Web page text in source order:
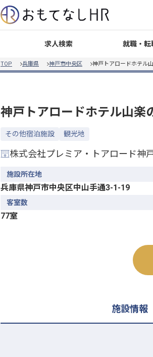
求人検索 就職・転
TOP 兵庫県 神戸市中央区 神戸トアロードホテル
神戸トアロードホテル山楽
その他宿泊施設 観光地
株式会社プレミア・トアロード神
施設所在地
兵庫県神戸市中央区中山手通3-1-19
客室数
77室
施設情報